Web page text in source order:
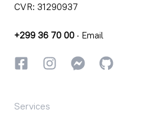
CVR: 31290937
+299 36 70 00 · Email
FacebookkiInstagrammiInstagrammi
GitHub
Services